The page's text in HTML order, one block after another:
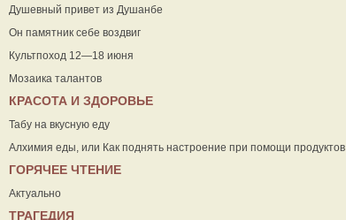
Душевный привет из Душанбе
Он памятник себе воздвиг
Культпоход 12—18 июня
Мозаика талантов
КРАСОТА И ЗДОРОВЬЕ
Табу на вкусную еду
Алхимия еды, или Как поднять настроение при помощи продуктов
ГОРЯЧЕЕ ЧТЕНИЕ
Актуально
ТРАГЕДИЯ